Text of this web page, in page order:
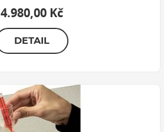
4.980,00 Kč
DETAIL